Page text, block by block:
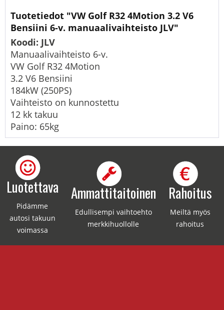
Tuotetiedot "VW Golf R32 4Motion 3.2 V6
Bensiini 6-v. manuaalivaihteisto JLV"
Koodi: JLV
Manuaalivaihteisto 6-v.
VW Golf R32 4Motion
3.2 V6 Bensiini
184kW (250PS)
Vaihteisto on kunnostettu
12 kk takuu
Paino: 65kg
Luotettava
Pidämme
autosi takuun
voimassa
Ammattitaitoinen
Edullisempi vaihtoehto
merkkihuollolle
Rahoitus
Meiltä myös
rahoitus